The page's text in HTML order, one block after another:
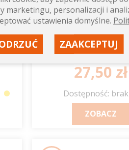
jabłkiem 2szt.
BALTICA
27,50 zł
Dostępność: brak
ZOBACZ
personalizacji i
ustawienia domyślne.
ZAAKCEPTUJ